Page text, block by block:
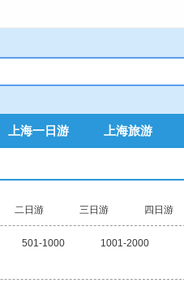
上海一日游 上海旅游
二日游 三日游 四日游
501-1000 1001-2000